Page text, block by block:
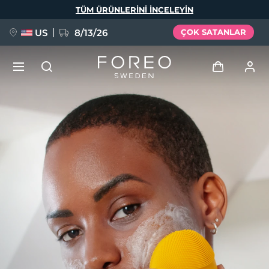
TÜM ÜRÜNLERINI INCELEYIN
US 8/13/26 ÇOK SATANLAR
Kullanici profi̇li̇
Cihazlarım
Siparişlerim
Adresim
Aboneliklerim
YENİ
FAQ™ Pure Beauty-Tech Elixir
BREAKING NEWS
issa™ Teeth Whitening Set
Dil Seçimi
English Deutsch
Español
Français
Italiano
Português
Svenska
Русский
Türkçe
简体中文 繁體中文